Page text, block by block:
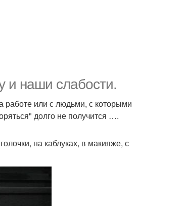
и наши слабости.
или с людьми, с которыми
долго не получится ….
на каблуках, в макияже, с